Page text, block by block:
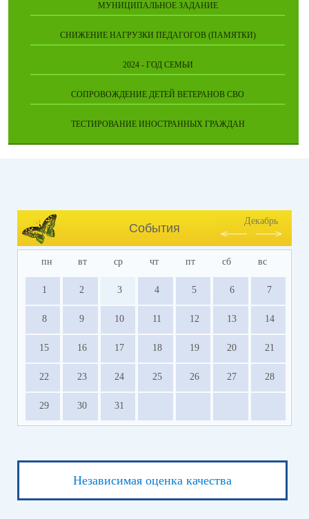
МУНИЦИПАЛЬНОЕ ЗАДАНИЕ
СНИЖЕНИЕ НАГРУЗКИ ПЕДАГОГОВ (ПАМЯТКИ)
2024 - ГОД СЕМЬИ
СОПРОВОЖДЕНИЕ ДЕТЕЙ ВЕТЕРАНОВ СВО
ТЕСТИРОВАНИЕ ИНОСТРАННЫХ ГРАЖДАН
События
Декабрь
пн вт ср чт пт сб вс
1 2 3 4 5 6 7
8 9 10 11 12 13 14
15 16 17 18 19 20 21
22 23 24 25 26 27 28
29 30 31
Независимая оценка качества